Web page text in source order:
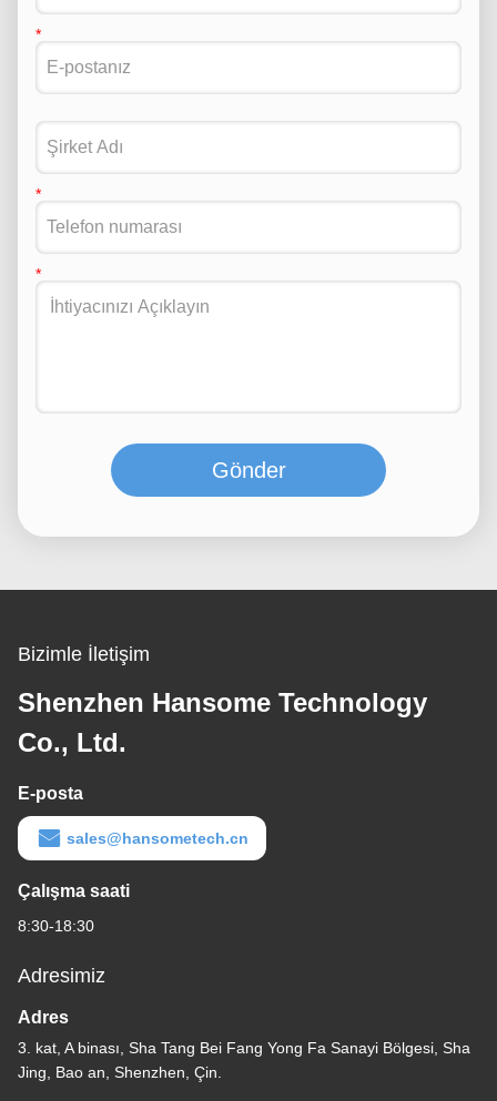
Gönder
Bizimle İletişim
Shenzhen Hansome Technology
Co., Ltd.
E-posta
sales@hansometech.cn
Çalışma saati
8:30-18:30
Adresimiz
Adres
3. kat, A binası, Sha Tang Bei Fang Yong Fa Sanayi Bölgesi, Sha
Jing, Bao an, Shenzhen, Çin.